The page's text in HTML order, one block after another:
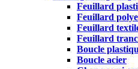
Feuillard
Feuillard
Feuillard
Feuillard
Boucle
Boucle acier